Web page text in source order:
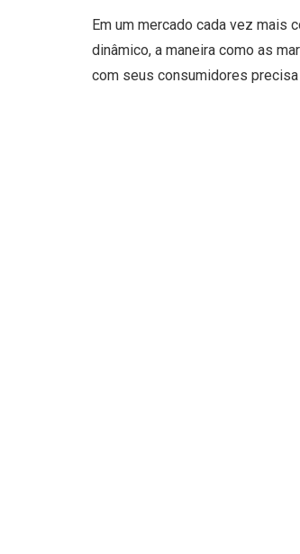
Em um mercado cada vez mais
dinâmico, a maneira como as
com seus consumidores